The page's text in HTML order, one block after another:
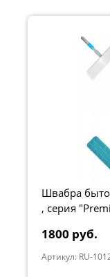
Швабра
, серия
1800 руб.
Артикул: RU-